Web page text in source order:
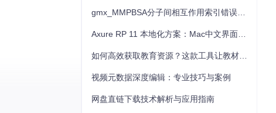
视频元数据深度编辑：专业技巧与案例
网盘直链下载技术解析与应用指南